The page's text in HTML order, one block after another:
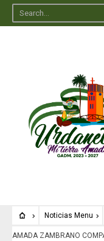
Noticias Menu
AMADA ZAMBRANO